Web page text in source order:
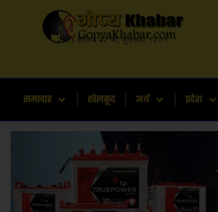
२०८३ श्रावण २२ गते, शुक्रबार १२:०१
समाचार खेलकूद अर्थ प्रदेश